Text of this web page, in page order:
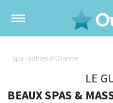
Spa › Sables d'Olonne
LE
BEAUX SPAS &